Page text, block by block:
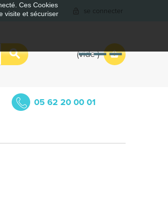
Ces Cookies
visite et sécuriser
se connecter
vide
05 62 20 00 01